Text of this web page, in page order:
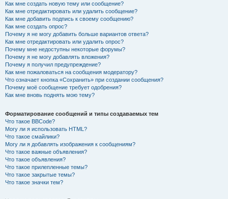
Как мне создать новую тему или сообщение?
Как мне отредактировать или удалить сообщение?
Как мне добавить подпись к своему сообщению?
Как мне создать опрос?
Почему я не могу добавить больше вариантов ответа?
Как мне отредактировать или удалить опрос?
Почему мне недоступны некоторые форумы?
Почему я не могу добавлять вложения?
Почему я получил предупреждение?
Как мне пожаловаться на сообщения модератору?
Что означает кнопка «Сохранить» при создании сообщения?
Почему моё сообщение требует одобрения?
Как мне вновь поднять мою тему?
Форматирование сообщений и типы создаваемых тем
Что такое BBCode?
Могу ли я использовать HTML?
Что такое смайлики?
Могу ли я добавлять изображения к сообщениям?
Что такое важные объявления?
Что такое объявления?
Что такое прилепленные темы?
Что такое закрытые темы?
Что такое значки тем?